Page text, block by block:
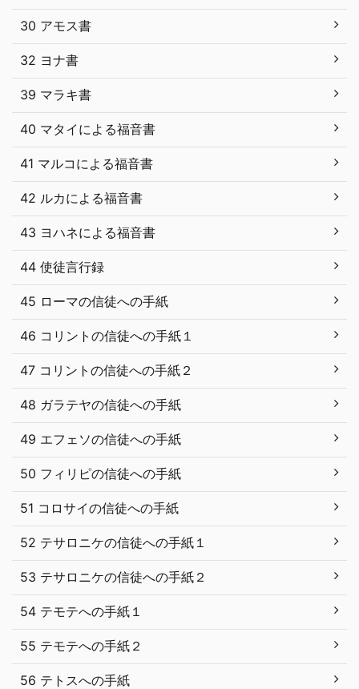
30 アモス書
32 ヨナ書
39 マラキ書
40 マタイによる福音書
41 マルコによる福音書
42 ルカによる福音書
43 ヨハネによる福音書
44 使徒言行録
45 ローマの信徒への手紙
46 コリントの信徒への手紙１
47 コリントの信徒への手紙２
48 ガラテヤの信徒への手紙
49 エフェソの信徒への手紙
50 フィリピの信徒への手紙
51 コロサイの信徒への手紙
52 テサロニケの信徒への手紙１
53 テサロニケの信徒への手紙２
54 テモテへの手紙１
55 テモテへの手紙２
56 テトスへの手紙